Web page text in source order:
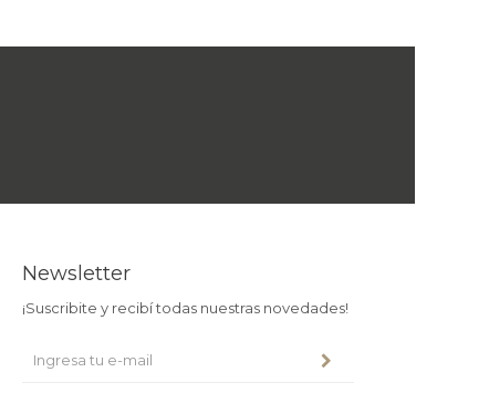
Newsletter
¡Suscribite y recibí todas nuestras novedades!